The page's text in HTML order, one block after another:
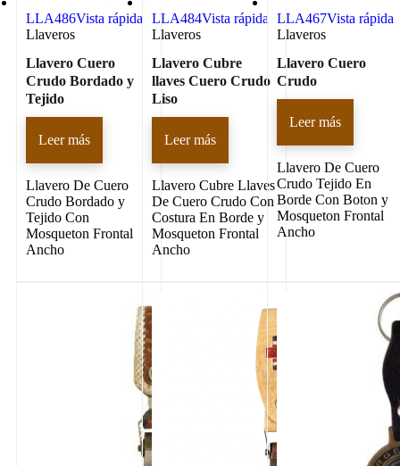
LLA486Vista rápida
Llaveros
Llavero Cuero
Crudo Bordado y
Tejido
Leer más
Llavero De Cuero
Crudo Bordado y
Tejido Con
Mosqueton Frontal
Ancho
LLA484Vista rápida
Llaveros
Llavero Cubre
llaves Cuero Crudo
Liso
Leer más
Llavero Cubre Llaves
De Cuero Crudo Con
Costura En Borde y
Mosqueton Frontal
Ancho
LLA467Vista rápida
Llaveros
Llavero Cuero
Crudo
Leer más
Llavero De Cuero
Crudo Tejido En
Borde Con Boton y
Mosqueton Frontal
Ancho